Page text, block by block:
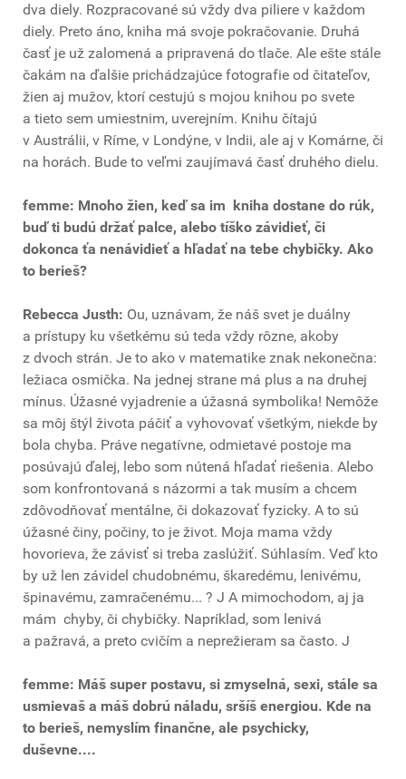
dva diely. Rozpracované sú vždy dva piliere v každom
diely. Preto áno, kniha má svoje pokračovanie. Druhá
časť je už zalomená a pripravená do tlače. Ale ešte stále
čakám na ďalšie prichádzajúce fotografie od čitateľov,
žien aj mužov, ktorí cestujú s mojou knihou po svete
a tieto sem umiestnim, uverejním. Knihu čítajú
v Austrálii, v Ríme, v Londýne, v Indii, ale aj v Komárne, či
na horách. Bude to veľmi zaujímavá časť druhého dielu.
femme: Mnoho žien, keď sa im kniha dostane do rúk,
buď ti budú držať palce, alebo tíško závidieť, či
dokonca ťa nenávidieť a hľadať na tebe chybičky. Ako
to berieš?
Rebecca Justh: Ou, uznávam, že náš svet je duálny
a prístupy ku všetkému sú teda vždy rôzne, akoby
z dvoch strán. Je to ako v matematike znak nekonečna:
ležiaca osmička. Na jednej strane má plus a na druhej
mínus. Úžasné vyjadrenie a úžasná symbolika! Nemôže
sa môj štýl života páčiť a vyhovovať všetkým, niekde by
bola chyba. Práve negatívne, odmietavé postoje ma
posúvajú ďalej, lebo som nútená hľadať riešenia. Alebo
som konfrontovaná s názormi a tak musím a chcem
zdôvodňovať mentálne, či dokazovať fyzicky. A to sú
úžasné činy, počiny, to je život. Moja mama vždy
hovorieva, že závisť si treba zaslúžiť. Súhlasím. Veď kto
by už len závidel chudobnému, škaredému, lenivému,
špinavému, zamračenému... ? J A mimochodom, aj ja
mám chyby, či chybičky. Napríklad, som lenivá
a pažravá, a preto cvičím a neprežieram sa často. J
femme: Máš super postavu, si zmyselná, sexi, stále sa
usmievaš a máš dobrú náladu, sršíš energiou. Kde na
to berieš, nemyslím finančne, ale psychicky,
duševne....